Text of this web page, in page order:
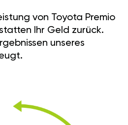
von Toyota Premio
Ihr Geld zurück.
unseres